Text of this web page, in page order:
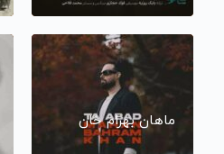
ماهان بهرام خان